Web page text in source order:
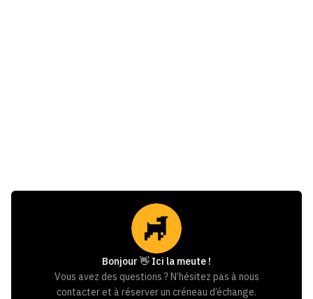
Tendances GTB 2026 : intelligence,
conformité & performance
Bonjour 👋 Ici la meute !
Vous avez des questions ? N’hésitez pas à nous
contacter et à réserver un créneau d’échange.